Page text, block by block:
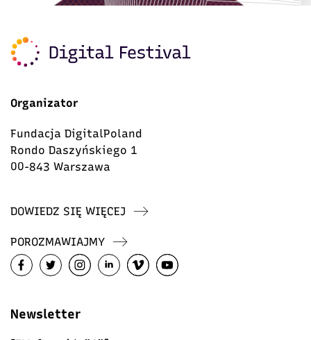
Organizator
Fundacja DigitalPoland
Rondo Daszyńskiego 1
00-843 Warszawa
DOWIEDZ SIĘ WIĘCEJ
POROZMAWIAJMY
Newsletter